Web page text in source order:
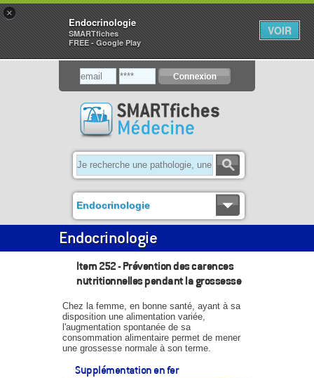
Endocrinologie
Endocrinologie
Item 252 - Prévention des carences
nutritionnelles pendant la grossesse
Chez la femme, en bonne santé, ayant à sa
disposition une alimentation variée,
l'augmentation spontanée de sa
consommation alimentaire permet de mener
une grossesse normale à son terme.
Supplémentation en fer
×
Endocrinologie
SMARTfiches
FREE - Google Play
VOIR